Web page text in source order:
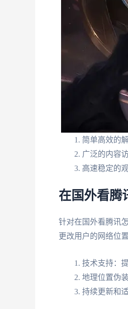
简单高效的
广泛的内容
高速稳定的
在国外看腾
针对在国外看腾讯
更改用户的网络位
技术支持：
地理位置伪
持续更新和